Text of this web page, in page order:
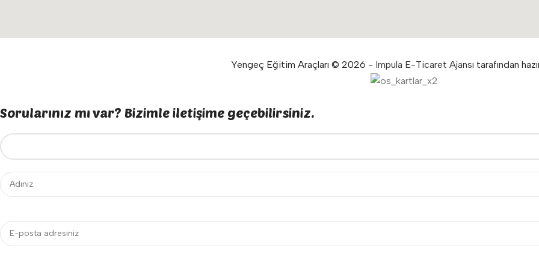
Yengeç Eğitim Araçları © 2026 - Impula E-Ticaret Ajansı tarafından
Sorularınız mı var? Bizimle iletişime geçebilirsiniz.